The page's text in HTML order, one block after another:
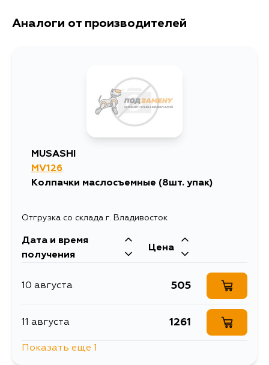
17 августа 141
Аналоги от производителей
MUSASHI
MV126
Колпачки маслосъемные (8шт. упак)
Отгрузка со склада г. Владивосток
Дата и время
получения
Цена
10 августа 505
11 августа 1261
Показать еще 1